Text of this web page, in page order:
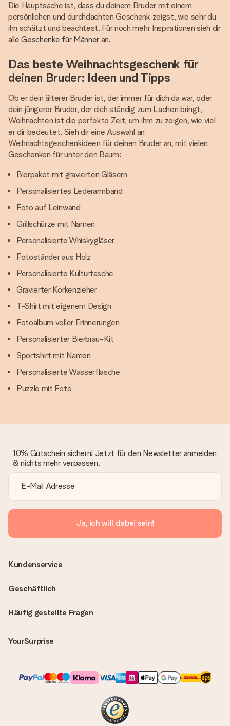
Die Hauptsache ist, dass du deinem Bruder mit einem
persönlichen und durchdachten Geschenk zeigst, wie sehr du
ihn schätzt und beachtest. Für noch mehr Inspirationen sieh dir
alle Geschenke für Männer an.
Das beste Weihnachtsgeschenk für
deinen Bruder: Ideen und Tipps
Ob er dein älterer Bruder ist, der immer für dich da war, oder
dein jüngerer Bruder, der dich ständig zum Lachen bringt,
Weihnachten ist die perfekte Zeit, um ihm zu zeigen, wie viel
er dir bedeutet. Sieh dir eine Auswahl an
Weihnachtsgeschenkideen für deinen Bruder an, mit vielen
Geschenken für unter den Baum:
Bierpaket mit gravierten Gläsern
Personalisiertes Lederarmband
Foto auf Leinwand
Grillschürze mit Namen
Personalisierte Whiskygläser
Fotoständer aus Holz
Personalisierte Kulturtasche
Gravierter Korkenzieher
T-Shirt mit eigenem Design
Fotoalbum voller Erinnerungen
Personalisierter Bierbrau-Kit
Sportshirt mit Namen
Personalisierte Wasserflasche
Puzzle mit Foto
10% Gutschein sichern! Jetzt für den Newsletter anmelden
& nichts mehr verpassen.
Ja, ich will dabei sein!
Häufig gestellte Fragen
YourSurprise
Kundenservice
Geschäftlich